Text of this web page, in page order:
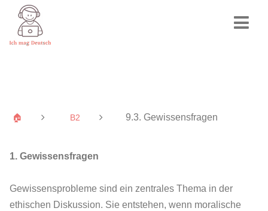
🏠 B2 9.3. Gewissensfragen
1. Gewissensfragen
Gewissensprobleme sind ein zentrales Thema in der
ethischen Diskussion. Sie entstehen, wenn moralische